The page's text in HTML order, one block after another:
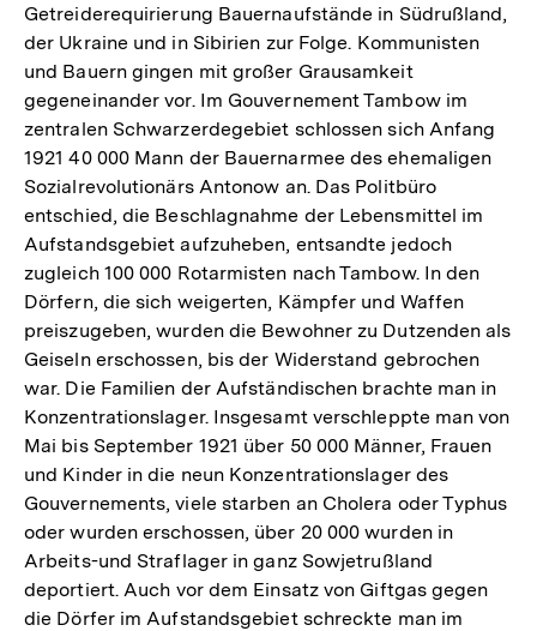
Getreiderequirierung Bauernaufstände in Südrußland,
der Ukraine und in Sibirien zur Folge. Kommunisten
und Bauern gingen mit großer Grausamkeit
gegeneinander vor. Im Gouvernement Tambow im
zentralen Schwarzerdegebiet schlossen sich Anfang
1921 40 000 Mann der Bauernarmee des ehemaligen
Sozialrevolutionärs Antonow an. Das Politbüro
entschied, die Beschlagnahme der Lebensmittel im
Aufstandsgebiet aufzuheben, entsandte jedoch
zugleich 100 000 Rotarmisten nach Tambow. In den
Dörfern, die sich weigerten, Kämpfer und Waffen
preiszugeben, wurden die Bewohner zu Dutzenden als
Geiseln erschossen, bis der Widerstand gebrochen
war. Die Familien der Aufständischen brachte man in
Konzentrationslager. Insgesamt verschleppte man von
Mai bis September 1921 über 50 000 Männer, Frauen
und Kinder in die neun Konzentrationslager des
Gouvernements, viele starben an Cholera oder Typhus
oder wurden erschossen, über 20 000 wurden in
Arbeits-und Straflager in ganz Sowjetrußland
deportiert. Auch vor dem Einsatz von Giftgas gegen
die Dörfer im Aufstandsgebiet schreckte man im